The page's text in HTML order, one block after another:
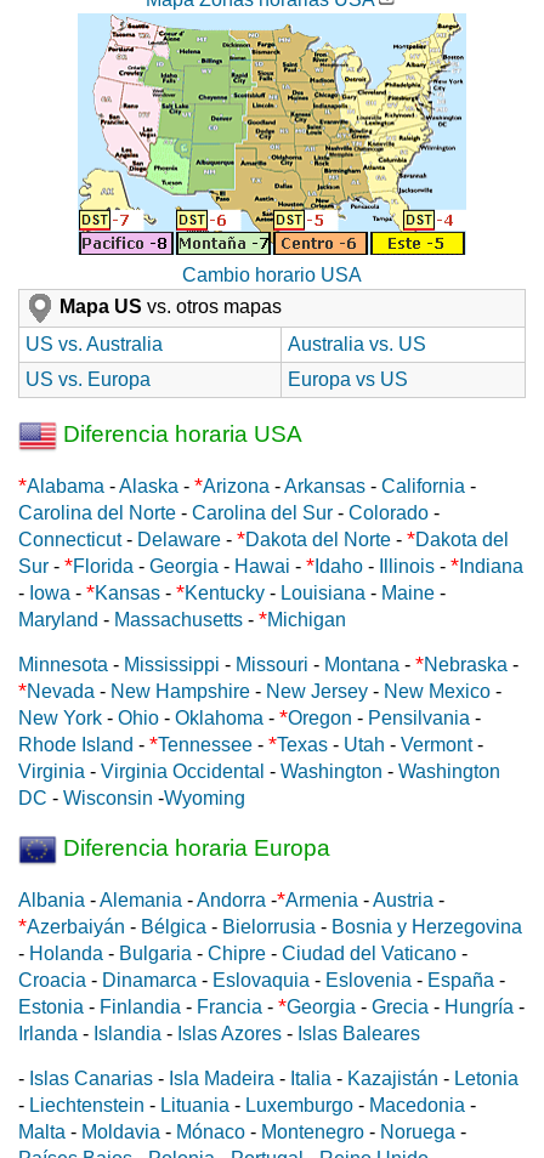
Cambio horario USA
Mapa US vs. otros mapas
US vs. Australia
Australia vs. US
US vs. Europa
Europa vs US
Diferencia horaria USA
*Alabama -Alaska - *Arizona -Arkansas - California -
Carolina del Norte - Carolina del Sur - Colorado -
Connecticut- Delaware - *Dakota del Norte - *Dakota del
Sur - *Florida - Georgia - Hawai - * Idaho - Illinois - * Indiana
- Iowa - *Kansas - *Kentucky - Louisiana - Maine -
Maryland - Massachusetts - *Michigan
Minnesota - Mississippi - Missouri - Montana - *Nebraska -
*Nevada - New Hampshire - New Jersey - New Mexico -
New York - Ohio - Oklahoma - *Oregon - Pensilvania -
Rhode Island - *Tennessee - *Texas - Utah - Vermont-
Virginia - Virginia Occidental - Washington - Washington
DC - Wisconsin -Wyoming
Diferencia horaria Europa
Albania -Alemania -Andorra -*Armenia -Austria -
*Azerbaiyán - Bélgica - Bielorrusia - Bosnia y Herzegovina
- Holanda - Bulgaria - Chipre - Ciudad del Vaticano -
Croacia - Dinamarca - Eslovaquia - Eslovenia - España -
Estonia - Finlandia - Francia - *Georgia - Grecia - Hungría -
Irlanda - Islandia - Islas Azores - Islas Baleares
- Islas Canarias - Isla Madeira - Italia - Kazajistán - Letonia
- Liechtenstein - Lituania - Luxemburgo - Macedonia -
Malta - Moldavia - Mónaco - Montenegro - Noruega -